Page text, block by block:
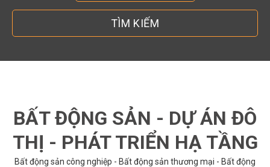
BẤT ĐỘNG SẢN - DỰ ÁN ĐÔ
THỊ - PHÁT TRIỂN HẠ TẦNG
Bất động sản công nghiệp - Bất động sản thương mại - Bất động